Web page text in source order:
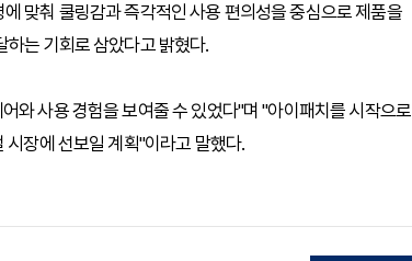
맞춰 쿨링감과 즉각적인 사용 편의성을 중심으로 제품을
하는 기회로 삼았다고 밝혔다.
와 사용 경험을 보여줄 수 있었다"며 "아이패치를 시작으로
시장에 선보일 계획"이라고 말했다.